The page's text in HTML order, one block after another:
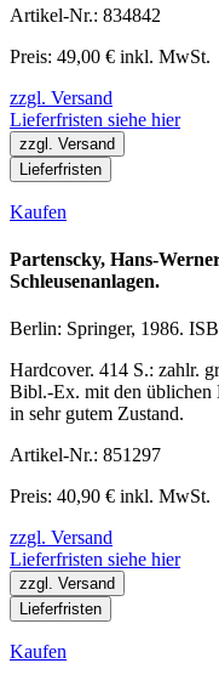
Artikel-Nr.: 834842
Preis: 49,00 € inkl. MwSt.
zzgl. Versand
Lieferfristen siehe hier
zzgl. Versand
Lieferfristen
Kaufen
Partenscky, Hans-
Schleusenanlagen.
Berlin: Springer, 1986.
Hardcover. 414 S.: zahlr.
Bibl.-Ex. mit den üblichen
in sehr gutem Zustand.
Artikel-Nr.: 851297
Preis: 40,90 € inkl. MwSt.
zzgl. Versand
Lieferfristen siehe hier
zzgl. Versand
Lieferfristen
Kaufen